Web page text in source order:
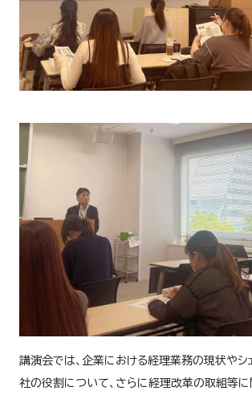
講演会では、企業における経理業務の現状やシ
社の役割について、さらに経理改革の取組等に